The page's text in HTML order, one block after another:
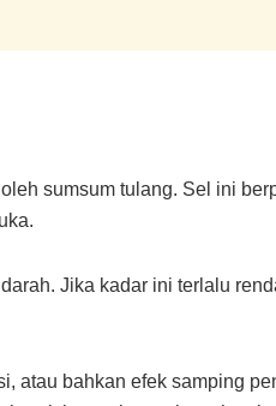
sumsum tulang. Sel ini
Jika kadar ini terlalu
atau bahkan efek samping